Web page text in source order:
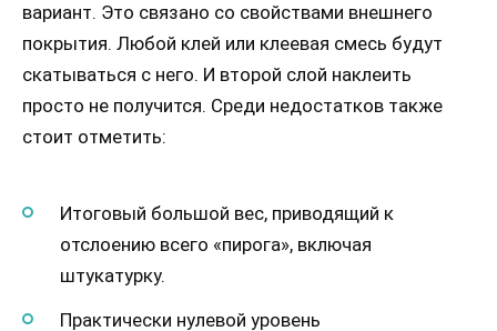
вариант. Это связано со свойствами внешнего
покрытия. Любой клей или клеевая смесь будут
скатываться с него. И второй слой наклеить
просто не получится. Среди недостатков также
стоит отметить:
Итоговый большой вес, приводящий к
отслоению всего «пирога», включая
штукатурку.
Практически нулевой уровень